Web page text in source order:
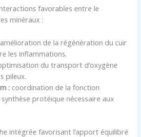
favorables entre le
minéraux :
amélioration de la régénération du cuir
les inflammations.
du transport d’oxygène
pileux.
: coordination de la fonction
protéique nécessaire aux
intégrée favorisant l’apport équilibré